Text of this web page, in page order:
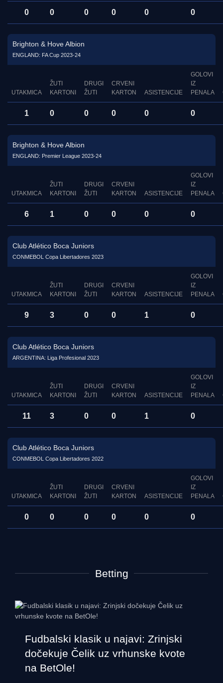
0 0 0 0 0 0
Brighton & Hove Albion
ENGLAND: FA Cup 2023-24
UTAKMICA
ŽUTI
KARTONI
DRUGI
ŽUTI
CRVENI
KARTON
ASISTENCIJE
GOLOVI
IZ
PENALA
1 0 0 0 0 0
Brighton & Hove Albion
ENGLAND: Premier League 2023-24
UTAKMICA
ŽUTI
KARTONI
DRUGI
ŽUTI
CRVENI
KARTON
ASISTENCIJE
GOLOVI
IZ
PENALA
6 1 0 0 0 0
Club Atlético Boca Juniors
CONMEBOL Copa Libertadores 2023
UTAKMICA
ŽUTI
KARTONI
DRUGI
ŽUTI
CRVENI
KARTON
ASISTENCIJE
GOLOVI
IZ
PENALA
9 3 0 0 1 0
Club Atlético Boca Juniors
ARGENTINA: Liga Profesional 2023
UTAKMICA
ŽUTI
KARTONI
DRUGI
ŽUTI
CRVENI
KARTON
ASISTENCIJE
GOLOVI
IZ
PENALA
11 3 0 0 1 0
Club Atlético Boca Juniors
CONMEBOL Copa Libertadores 2022
UTAKMICA
ŽUTI
KARTONI
DRUGI
ŽUTI
CRVENI
KARTON
ASISTENCIJE
GOLOVI
IZ
PENALA
0 0 0 0 0 0
Betting
Fudbalski klasik u najavi: Zrinjski
dočekuje Čelik uz vrhunske kvote
na BetOle!